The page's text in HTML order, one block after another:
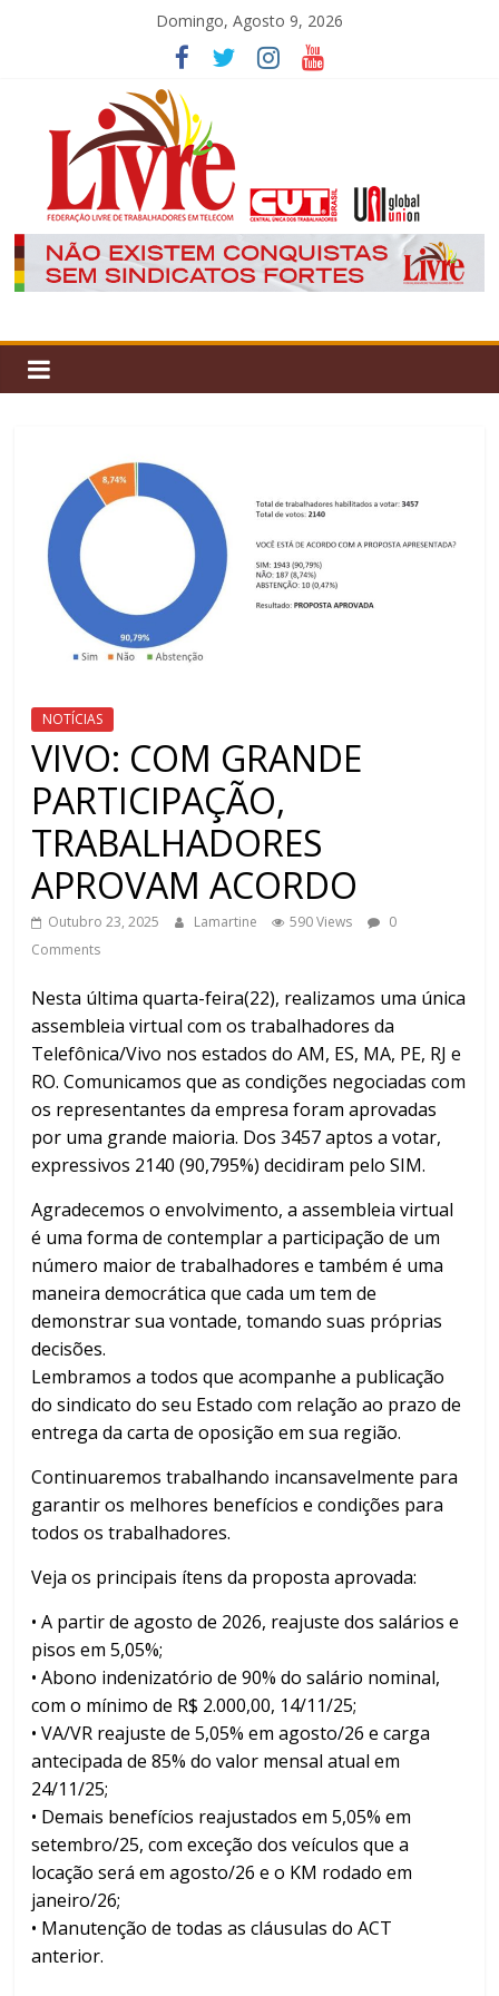
Domingo, Agosto 9, 2026
Federação
Livre
NOTÍCIAS
VIVO: COM GRANDE
PARTICIPAÇÃO,
TRABALHADORES
APROVAM ACORDO
Outubro 23, 2025 Lamartine 590 Views
0
Comments
Nesta última quarta-feira(22), realizamos uma única
assembleia virtual com os trabalhadores da
Telefônica/Vivo nos estados do AM, ES, MA, PE, RJ e
RO. Comunicamos que as condições negociadas com
os representantes da empresa foram aprovadas
por uma grande maioria. Dos 3457 aptos a votar,
expressivos 2140 (90,795%) decidiram pelo SIM.
Agradecemos o envolvimento, a assembleia virtual
é uma forma de contemplar a participação de um
número maior de trabalhadores e também é uma
maneira democrática que cada um tem de
demonstrar sua vontade, tomando suas próprias
decisões.
Lembramos a todos que acompanhe a publicação
do sindicato do seu Estado com relação ao prazo de
entrega da carta de oposição em sua região.
Continuaremos trabalhando incansavelmente para
garantir os melhores benefícios e condições para
todos os trabalhadores.
Veja os principais ítens da proposta aprovada:
•⁠ ⁠A partir de agosto de 2026, reajuste dos salários e
pisos em 5,05%;
•⁠ ⁠Abono indenizatório de 90% do salário nominal,
com o mínimo de R$ 2.000,00, 14/11/25;
•⁠ ⁠VA/VR reajuste de 5,05% em agosto/26 e carga
antecipada de 85% do valor mensal atual em
24/11/25;
•⁠ Demais benefícios reajustados em 5,05% em
setembro/25, com exceção dos veículos que a
locação será em agosto/26 e o KM rodado em
janeiro/26;
•⁠ Manutenção de todas as cláusulas do ACT
anterior.